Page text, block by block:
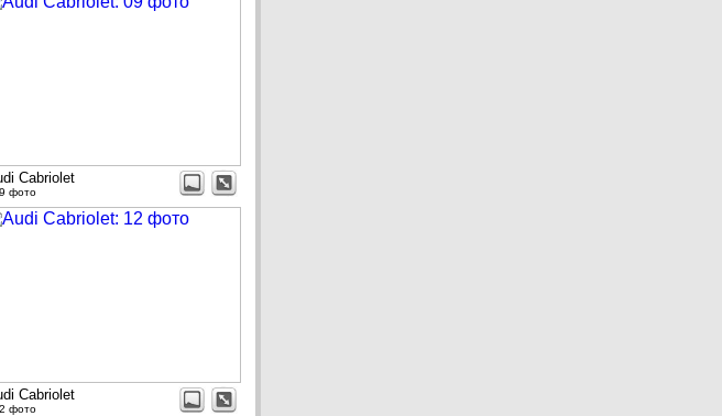
Cabriolet
фото
Cabriolet
фото